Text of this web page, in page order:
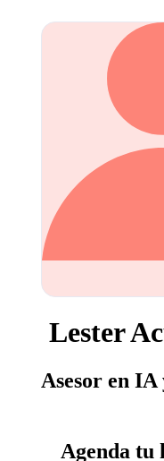
Lester
Asesor en IA
Agenda tu